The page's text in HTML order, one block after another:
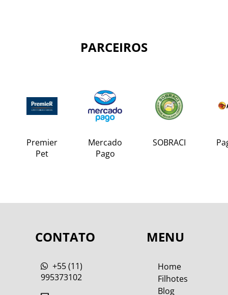
PARCEIROS
Premier
Pet
Mercado
Pago
SOBRACI
CONTATO
+55 (11)
995373102
MENU
Home
Filhotes
Blog